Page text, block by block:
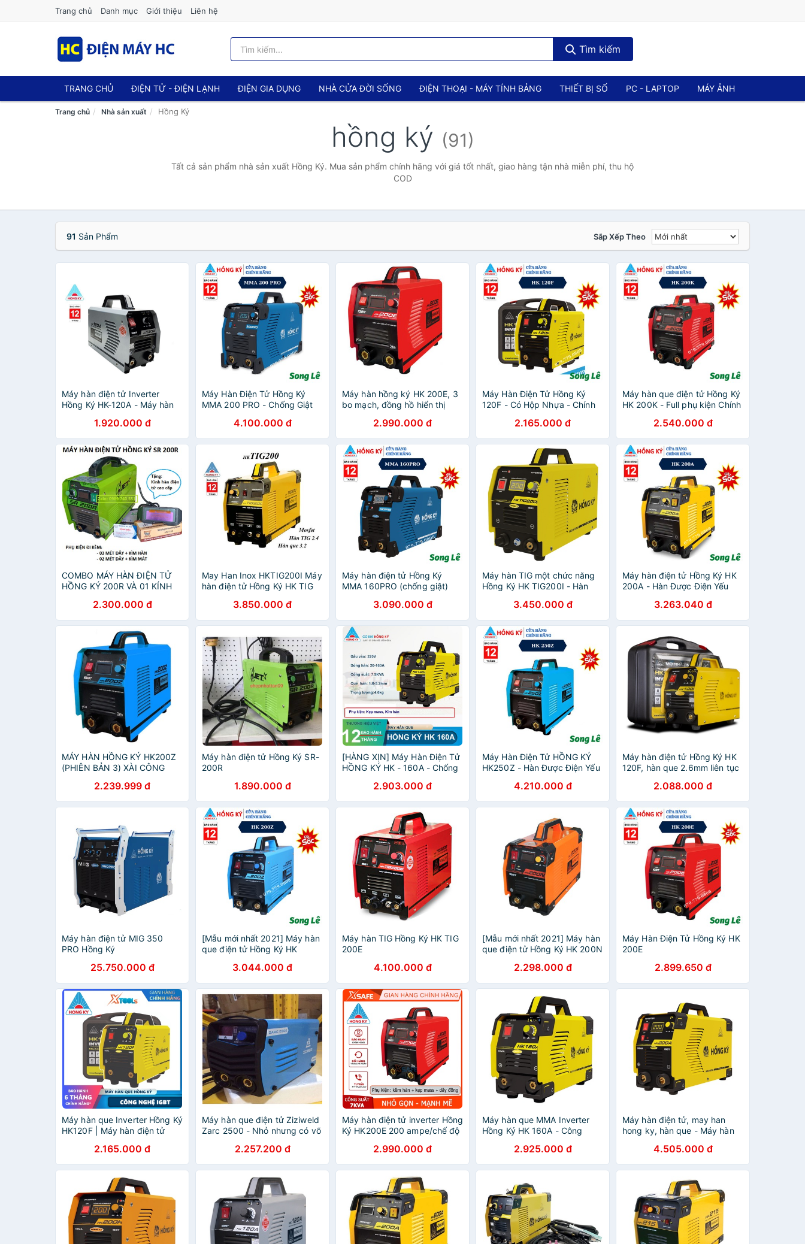
Trang chủ Danh mục Giới thiệu Liên hệ
Tìm kiếm
TRANG CHỦ ĐIỆN TỬ - ĐIỆN LẠNH ĐIỆN GIA DỤNG NHÀ CỬA ĐỜI SỐNG ĐIỆN THOẠI - MÁY TÍNH BẢNG THIẾT BỊ SỐ PC - LAPTOP MÁY ẢNH
Trang chủ Nhà sản xuất Hồng Ký
hồng ký (91)
Tất cả sản phẩm nhà sản xuất Hồng Ký. Mua sản phẩm chính hãng với giá tốt nhất, giao hàng tận nhà miễn phí, thu hộ
COD
91 Sản Phẩm Sắp Xếp Theo
Máy hàn điện tử Inverter
Hồng Ký HK-120A - Máy hàn
1.920.000 đ
Máy Hàn Điện Tử Hồng Ký
MMA 200 PRO - Chống Giật
4.100.000 đ
Máy hàn hồng ký HK 200E, 3
bo mạch, đồng hồ hiển thị
hãng 12 tháng [toàn quốc]
2.990.000 đ
Máy Hàn Điện Tử Hồng Ký
120F - Có Hộp Nhựa - Chính
2.165.000 đ
Máy hàn que điện tử Hồng Ký
HK 200K - Full phụ kiện Chính
2.540.000 đ
COMBO MÁY HÀN ĐIỆN TỬ
HỒNG KÝ 200R VÀ 01 KÍNH
2.300.000 đ
May Han Inox HKTIG200I Máy
hàn điện tử Hồng Ký HK TIG
3.850.000 đ
Máy hàn điện tử Hồng Ký
MMA 160PRO (chống giật)
3.090.000 đ
Máy hàn TIG một chức năng
Hồng Ký HK TIG200I - Hàn
hong ky, máy hàn
3.450.000 đ
Máy hàn điện tử Hồng Ký HK
200A - Hàn Được Điện Yếu
3.263.040 đ
MÁY HÀN HỒNG KÝ HK200Z
(PHIÊN BẢN 3) XÀI CÔNG
TỤC NEW 100%
2.239.999 đ
Máy hàn điện tử Hồng Ký SR-
200R
1.890.000 đ
[HÀNG XỊN] Máy Hàn Điện Tử
HỒNG KÝ HK - 160A - Chống
2.903.000 đ
Máy Hàn Điện Tử HỒNG KÝ
HK250Z - Hàn Được Điện Yếu
4.210.000 đ
Máy hàn điện tử Hồng Ký HK
120F, hàn que 2.6mm liên tục
nhanh, tự động bù hồ quang
2.088.000 đ
Máy hàn điện tử MIG 350
PRO Hồng Ký
25.750.000 đ
[Mẫu mới nhất 2021] Máy hàn
que điện tử Hồng Ký HK
3.2mm, full phụ kiện hãng
3.044.000 đ
Máy hàn TIG Hồng Ký HK TIG
200E
4.100.000 đ
[Mẫu mới nhất 2021] Máy hàn
que điện tử Hồng Ký HK 200N
2.298.000 đ
Máy Hàn Điện Tử Hồng Ký HK
200E
2.899.650 đ
Máy hàn que Inverter Hồng Ký
HK120F | Máy hàn điện tử
suất đúng 120A dùng để hàn
các đồ vật t
2.165.000 đ
Máy hàn que điện tử Ziziweld
Zarc 2500 - Nhỏ nhưng có võ
2.257.200 đ
Máy hàn điện tử inverter Hồng
Ký HK200E 200 ampe/chế độ
hiển thị dòng hàn kỹ thuật số
2.990.000 đ
Máy hàn que MMA Inverter
Hồng Ký HK 160A - Công
động bù hồ quang, hàn que
3.2mm liên tục
2.925.000 đ
Máy hàn điện tử, may han
hong ky, hàn que - Máy hàn
200A, hàn que 4.0mm liên tục
4.505.000 đ